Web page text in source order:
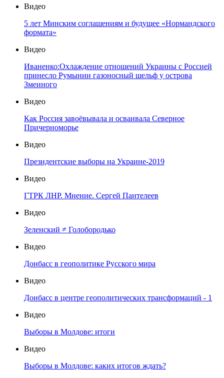
Видео
5 лет Минским соглашениям и будущее «Нормандского
формата»
Видео
Иваненко:Охлаждение отношений Украины с Россией
принесло Румынии газоносный шельф у острова
Змеиного
Видео
Как Россия завоёвывала и осваивала Северное
Причерноморье
Видео
Президентские выборы на Украине-2019
Видео
ГТРК ЛНР. Мнение. Сергей Пантелеев
Видео
Зеленский ≠ Голобородько
Видео
Донбасс в геополитике Русского мира
Видео
Донбасс в центре геополитических трансформаций - 1
Видео
Выборы в Молдове: итоги
Видео
Выборы в Молдове: каких итогов ждать?